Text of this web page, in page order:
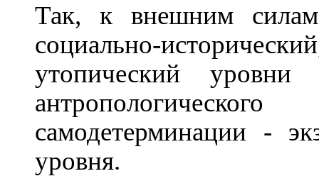
Так, к внешним
социально-
утопический уровни
самодетерминации -
уровня.